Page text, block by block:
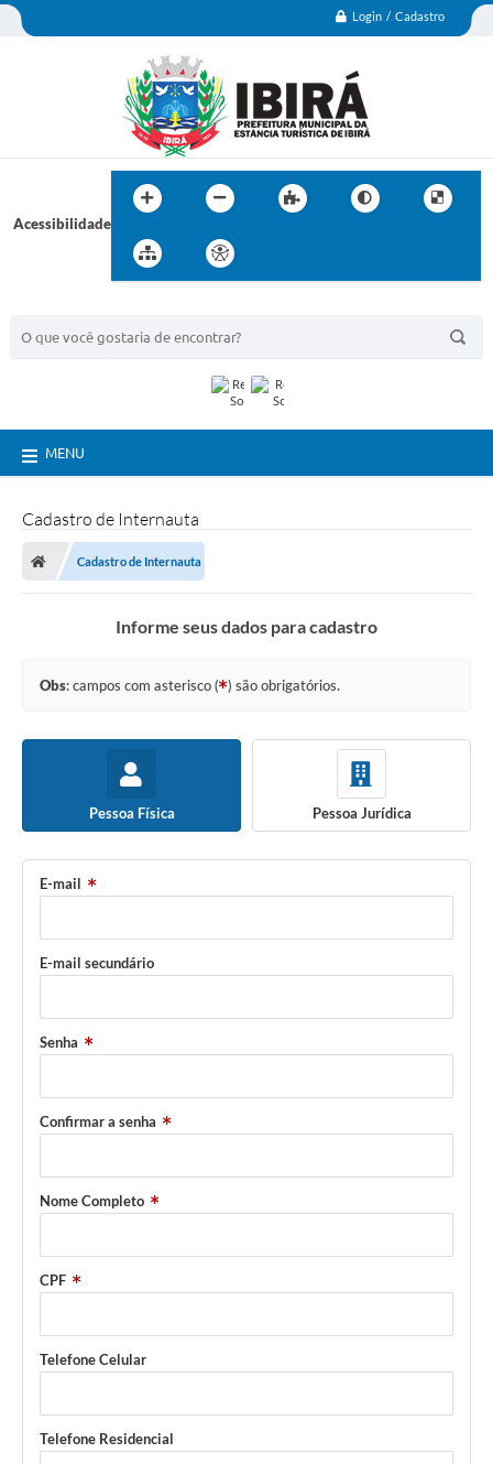
Login / Cadastro
Acessibilidade
MENU
Cadastro de Internauta
Cadastro de Internauta
Informe seus dados para cadastro
Obs: campos com asterisco ( ) são obrigatórios.
Pessoa Física Pessoa Jurídica
E-mail
E-mail secundário
Senha
Confirmar a senha
Nome Completo
CPF
Telefone Celular
Telefone Residencial